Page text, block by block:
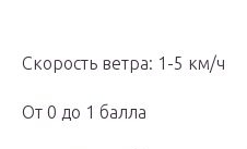
Скорость ветра: 1-5 км/ч
От 0 до 1 балла